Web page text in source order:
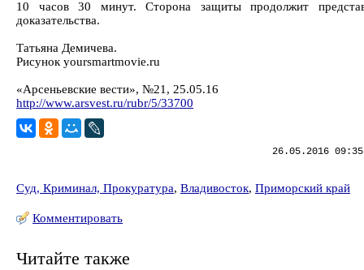
10 часов 30 минут. Сторона защиты продолжит
доказательства.
Татьяна Демичева.
Рисунок yoursmartmovie.ru
«Арсеньевские вести», №21, 25.05.16
http://www.arsvest.ru/rubr/5/33700
26.05.2016
Суд, Криминал, Прокуратура, Владивосток, Приморский край
Комментировать
Читайте также